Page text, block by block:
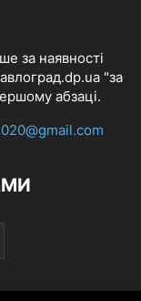
за наявності
"за
абзаці.